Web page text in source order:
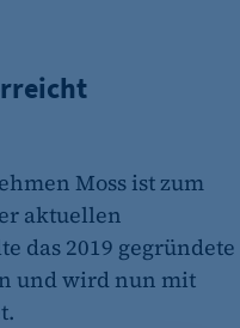
Moss ist zum
aktuellen
das 2019 gegründete
und wird nun mit